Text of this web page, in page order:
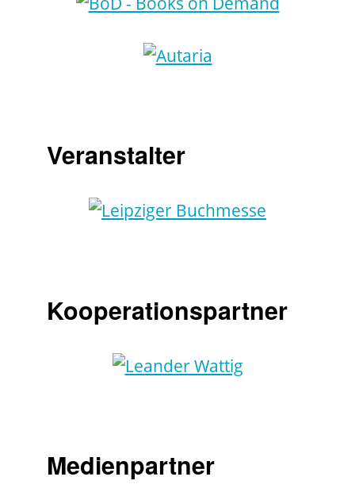
Veranstalter
Kooperationspartner
Medienpartner